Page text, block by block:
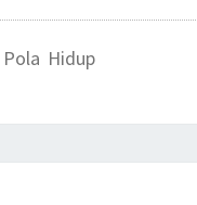
Pola Hidup